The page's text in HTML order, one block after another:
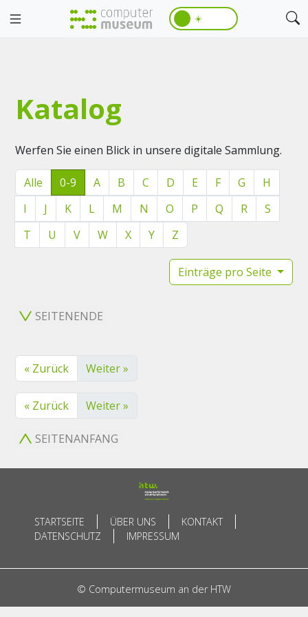
☀️
Katalog
Werfen Sie einen Blick in unsere digitale Sammlung.
Alle 0-9 A B C D E F G
H
I
J K L M N O P Q R
S
T
U V W X Y Z
Einträge pro Seite
SEITENENDE
« Zurück Weiter »
« Zurück Weiter »
SEITENANFANG
STARTSEITE ÜBER UNS
KONTAKT
DATENSCHUTZ
IMPRESSUM
© Computermuseum an der HTW